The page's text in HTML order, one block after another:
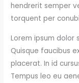
hendrerit semper
torquent per
Lorem ipsum
Quisque faucibus
placerat. In id
Tempus leo eu